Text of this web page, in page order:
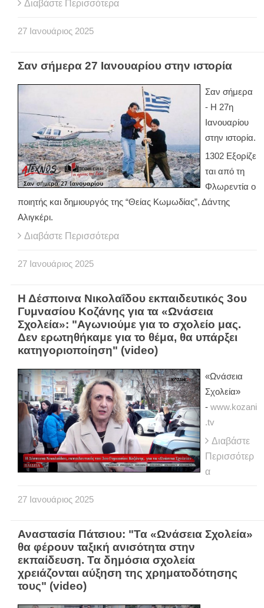
Διαβάστε Περισσότερα
27 Ιανουάριος 2025
Σαν σήμερα 27 Ιανουαρίου στην ιστορία
Σαν σήμερα
- Η 27η
Ιανουαρίου
στην ιστορία.
1302 Εξορίζε
ται από τη
Φλωρεντία ο
ποιητής και δημιουργός της “Θείας Κωμωδίας”, Δάντης
Αλιγκέρι.
Διαβάστε Περισσότερα
27 Ιανουάριος 2025
Η Δέσποινα Νικολαΐδου εκπαιδευτικός 3ου
Γυμνασίου Κοζάνης για τα «Ωνάσεια
Σχολεία»: "Αγωνιούμε για το σχολείο μας.
Δεν ερωτηθήκαμε για το θέμα, θα υπάρξει
κατηγοριοποίηση" (video)
«Ωνάσεια
Σχολεία»
- www.kozani
.tv
Διαβάστε
Περισσότερ
α
27 Ιανουάριος 2025
Αναστασία Πάτσιου: "Τα «Ωνάσεια Σχολεία»
θα φέρουν ταξική ανισότητα στην
εκπαίδευση. Τα δημόσια σχολεία
χρειάζονται αύξηση της χρηματοδότησης
τους" (video)